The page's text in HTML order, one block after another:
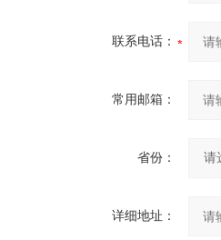
联系电话：
常用邮箱：
省份：
详细地址：